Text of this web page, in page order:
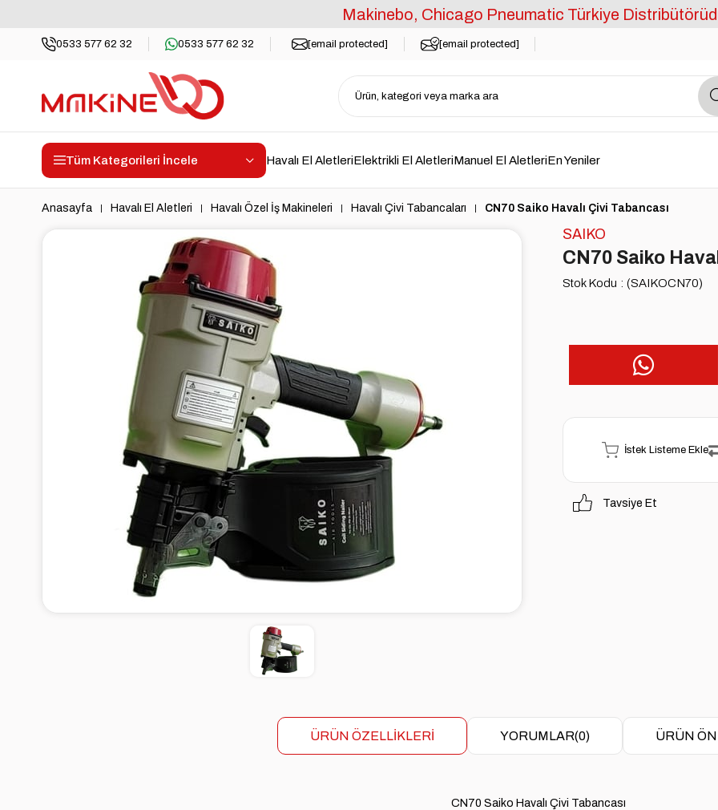
Makinebo, Chicago Pneumatic Türkiye
0533 577 62 32 0533 577 62 32 [email protected] [email protected]
Tüm Kategorileri İncele Havalı El AletleriElektrikli El AletleriManuel El AletleriEn Yeniler
Anasayfa Havalı El Aletleri Havalı Özel İş Makineleri Havalı Çivi Tabancaları CN70 Saiko Havalı Çivi Tabancası
SAIKO
CN70 Saiko
Stok Kodu (SAIKOCN70)
İstek Listeme Ekle
Tavsiye Et
ÜRÜN ÖZELLIKLERI YORUMLAR(0) ÜRÜN
CN70 Saiko Havalı Çivi Tabancası